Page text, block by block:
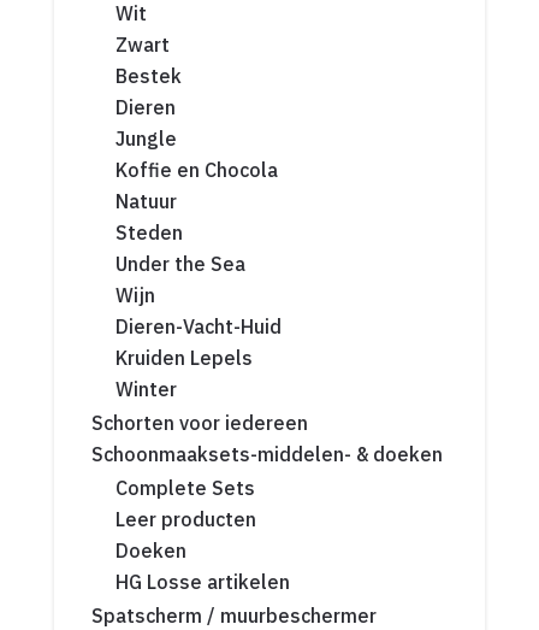
Wit
Zwart
Bestek
Dieren
Jungle
Koffie en Chocola
Natuur
Steden
Under the Sea
Wijn
Dieren-Vacht-Huid
Kruiden Lepels
Winter
Schorten voor iedereen
Schoonmaaksets-middelen- & doeken
Complete Sets
Leer producten
Doeken
HG Losse artikelen
Spatscherm / muurbeschermer